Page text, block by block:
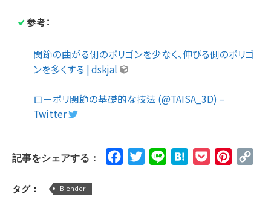
参考：
関節の曲がる側のポリゴンを少なく、伸びる側のポリゴ
ンを多くする | dskjal
ローポリ関節の基礎的な技法 (@TAISA_3D) –
Twitter
記事をシェアする： FacebookTwitterLine HatenaPocket
タグ： Blender